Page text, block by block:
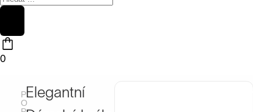
0
P
O
Elegantní